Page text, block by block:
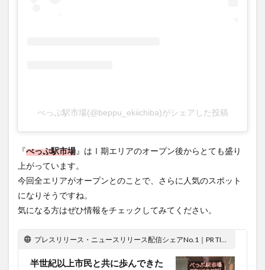
べっぷ駅市場(@beppu_ekiichiba)がシェアした投稿
『べっぷ駅市場』はⅠ期エリアのオープン後からとても盛り
上がっています。
今回全エリアがオープンとのことで、さらに人気のスポット
になりそうですね。
気になる方はぜひ情報をチェックしてみてください。
プレスリリース・ニュースリリース配信シェアNo.1｜PR TIMES
半世紀以上市民と共に歩んできた